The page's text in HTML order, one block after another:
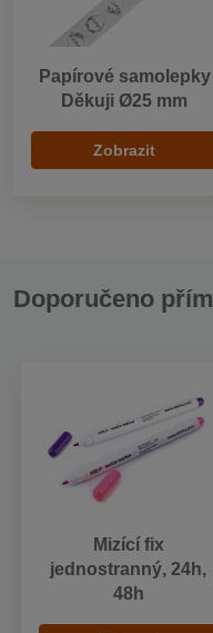
Papírové samolepky
Děkuji Ø25 mm
Zobrazit
Doporučeno
Mizící fix
jednostranný, 24h,
48h